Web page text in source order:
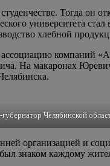
Тогда он
университета
хлебной
ассоциацию
На макаронах
губернатор Челябинской
организацией и
знаком каждому